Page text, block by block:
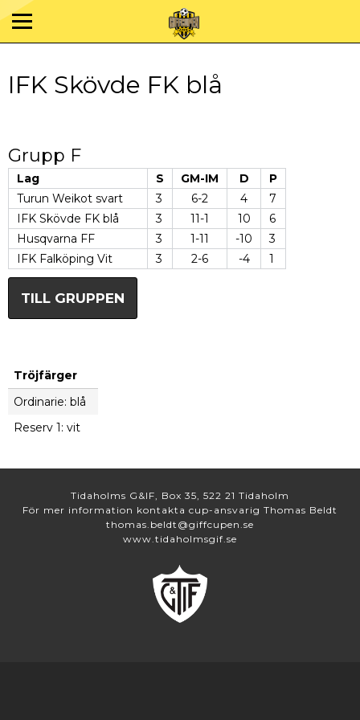
IFK Skövde FK blå
Grupp F
Lag S GM-IM D
P
Turun Weikot svart
3 6-2 4
7
IFK Skövde FK blå
3 11-1 10
6
Husqvarna FF
3 1-11 -10
3
IFK Falköping Vit
3 2-6 -4 1
TILL GRUPPEN
Tröjfärger
Ordinarie: blå
Reserv 1: vit
Tidaholms G&IF, Box 35, 522 21 Tidaholm
För mer information kontakta cup-ansvarig Thomas Beldt
thomas.beldt@giffcupen.se
www.tidaholmsgif.se